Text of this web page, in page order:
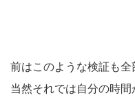
前はこのような検証も全
当然それでは自分の時間